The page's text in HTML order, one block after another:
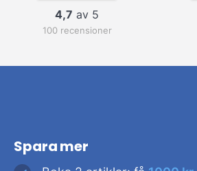
4,7 av 5
100 recensioner
Spara mer